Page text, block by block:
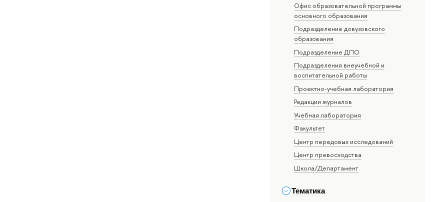
Офис образовательной программы
основного образования
Подразделение довузовского
образования
Подразделение ДПО
Подразделения внеучебной и
воспитательной работы
Проектно-учебная лаборатория
Редакции журналов
Учебная лаборатория
Факультет
Центр передовых исследований
Центр превосходства
Школа/Департамент
Тематика